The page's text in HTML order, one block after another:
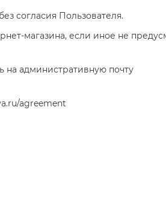
согласия Пользователя.
магазина, если иное не
на административную почту
agreement